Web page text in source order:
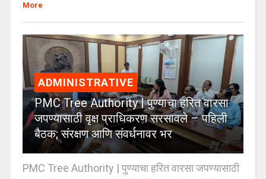
More
ADMINISTRATIVE
PMC Tree Authority | पुण्याचा हरित वारसा
जपण्यासाठी वृक्ष प्राधिकरण सरसावले – पहिली
बैठक; संरक्षण आणि संवर्धनावर भर
PMC Tree Authority | पुण्याचा हरित वारसा जपण्यासाठी